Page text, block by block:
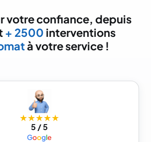
votre confiance, depuis
+ 2500 interventions
à votre service !
★★★★★
5 / 5
Google